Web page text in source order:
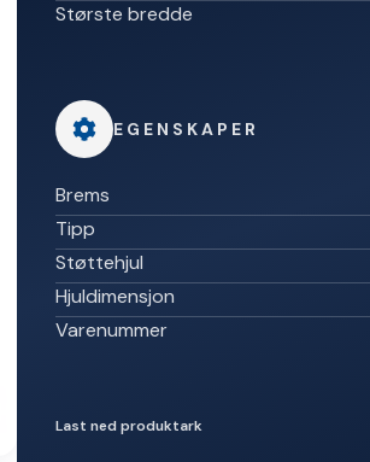
Største bredde
EGENSKAPER
Brems
Tipp
Støttehjul
Hjuldimensjon
Varenummer
Last ned produktark